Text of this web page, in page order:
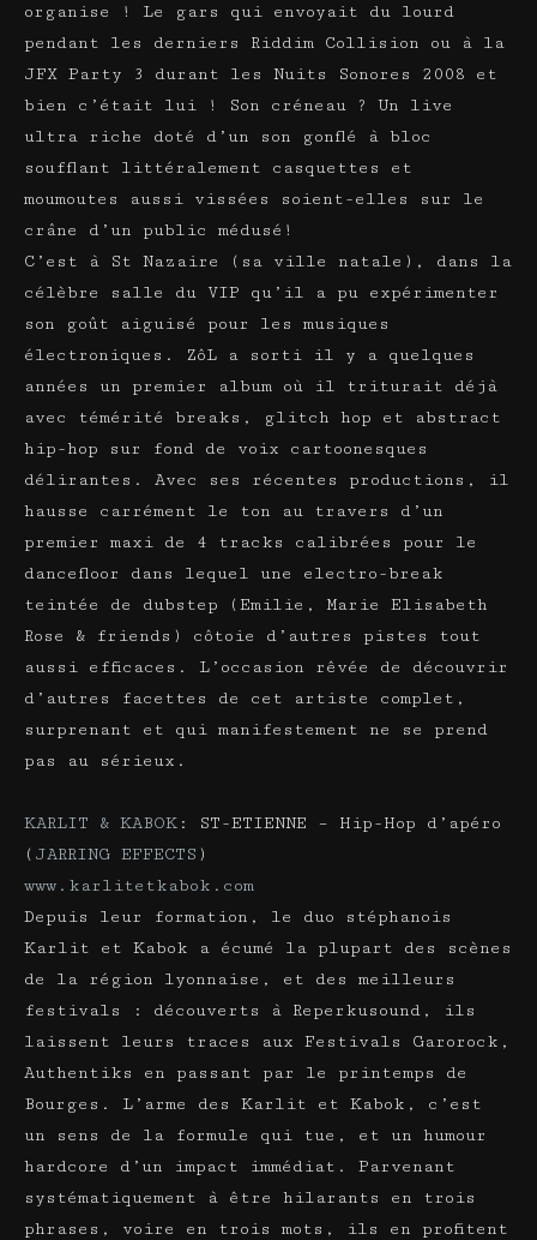
organise ! Le gars qui envoyait du lourd
pendant les derniers Riddim Collision ou à la
JFX Party 3 durant les Nuits Sonores 2008 et
bien c’était lui ! Son créneau ? Un live
ultra riche doté d’un son gonflé à bloc
soufflant littéralement casquettes et
moumoutes aussi vissées soient-elles sur le
crâne d’un public médusé!
C’est à St Nazaire (sa ville natale), dans la
célèbre salle du VIP qu’il a pu expérimenter
son goût aiguisé pour les musiques
électroniques. ZôL a sorti il y a quelques
années un premier album où il triturait déjà
avec témérité breaks, glitch hop et abstract
hip-hop sur fond de voix cartoonesques
délirantes. Avec ses récentes productions, il
hausse carrément le ton au travers d’un
premier maxi de 4 tracks calibrées pour le
dancefloor dans lequel une electro-break
teintée de dubstep (Emilie, Marie Elisabeth
Rose & friends) côtoie d’autres pistes tout
aussi efficaces. L’occasion rêvée de découvrir
d’autres facettes de cet artiste complet,
surprenant et qui manifestement ne se prend
pas au sérieux.
KARLIT & KABOK : ST-ETIENNE – Hip-Hop d’apéro
( JARRING EFFECTS )
www.karlitetkabok.com
Depuis leur formation, le duo stéphanois
Karlit et Kabok a écumé la plupart des scènes
de la région lyonnaise, et des meilleurs
festivals : découverts à Reperkusound, ils
laissent leurs traces aux Festivals Garorock,
Authentiks en passant par le printemps de
Bourges. L’arme des Karlit et Kabok, c’est
un sens de la formule qui tue, et un humour
hardcore d’un impact immédiat. Parvenant
systématiquement à être hilarants en trois
phrases, voire en trois mots, ils en profitent